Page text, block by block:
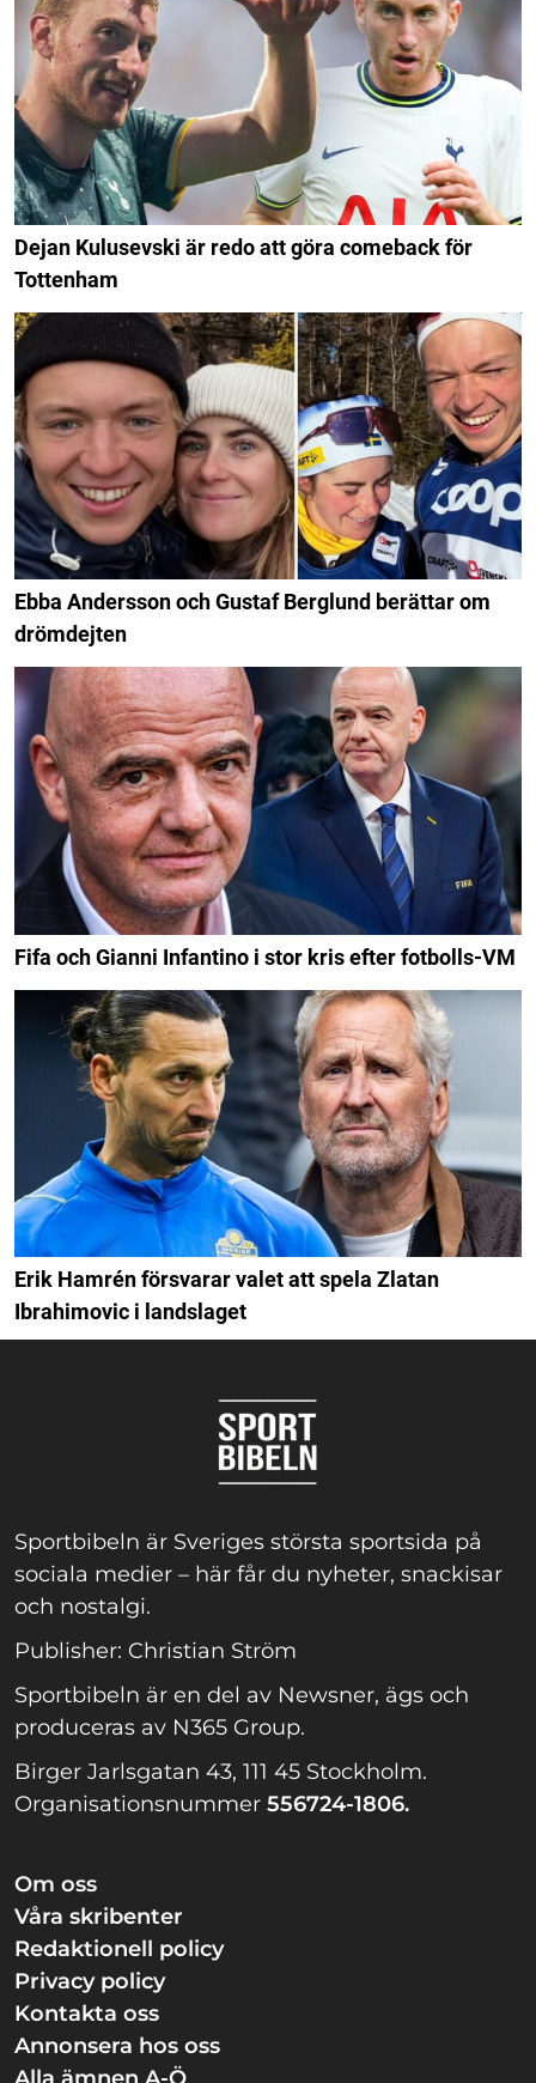
Dejan Kulusevski är redo att göra comeback för
Tottenham
Ebba Andersson och Gustaf Berglund berättar om
drömdejten
Fifa och Gianni Infantino i stor kris efter fotbolls-VM
Erik Hamrén försvarar valet att spela Zlatan
Ibrahimovic i landslaget
Sportbibeln är Sveriges största sportsida på
sociala medier – här får du nyheter, snackisar
och nostalgi.
Publisher: Christian Ström
Sportbibeln är en del av Newsner, ägs och
produceras av N365 Group.
Birger Jarlsgatan 43, 111 45 Stockholm.
Organisationsnummer 556724-1806.
Om oss
Våra skribenter
Redaktionell policy
Privacy policy
Kontakta oss
Annonsera hos oss